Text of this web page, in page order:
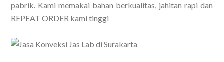
pabrik. Kami memakai bahan berkualitas, jahitan rapi dan
REPEAT ORDER kami tinggi